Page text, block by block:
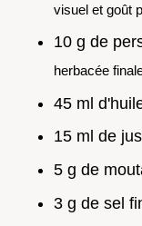
visuel et goût
10 g de
herbacée
45 ml
15 ml de
5 g de
3 g de sel